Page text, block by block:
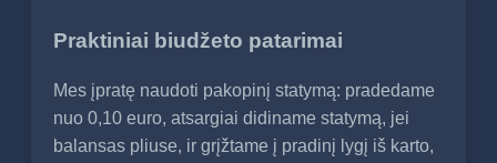
Praktiniai biudžeto patarimai
Mes įpratę naudoti pakopinį statymą: pradedame
nuo 0,10 euro, atsargiai didiname statymą, jei
balansas pliuse, ir grįžtame į pradinį lygį iš karto,